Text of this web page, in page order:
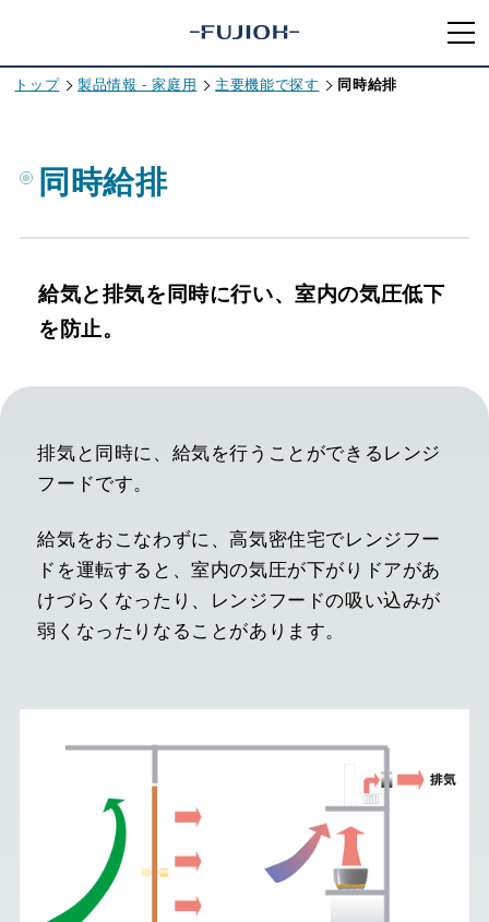
トップ 製品情報 - 家庭用 主要機能で探す 同時給排
同時給排
給気と排気を同時に行い、室内の気圧低下
を防止。
排気と同時に、給気を行うことができるレンジ
フードです。
給気をおこなわずに、高気密住宅でレンジフー
ドを運転すると、室内の気圧が下がりドアがあ
けづらくなったり、レンジフードの吸い込みが
弱くなったりなることがあります。